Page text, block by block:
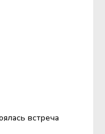
встреча